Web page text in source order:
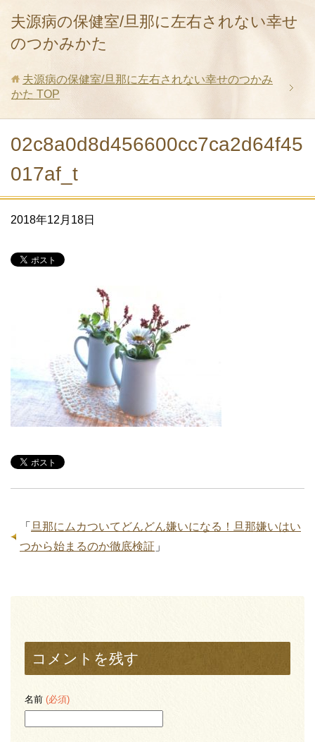
夫源病の保健室/旦那に左右されない幸せ
のつかみかた
夫源病の保健室/旦那に左右されない幸せのつかみ
かた TOP
02c8a0d8d456600cc7ca2d64f45
017af_t
2018年12月18日
「 旦那にムカついてどんどん嫌いになる！旦那嫌いはい
つから始まるのか徹底検証 」
コメントを残す
名前 (必須)